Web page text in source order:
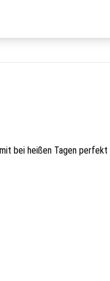
bei heißen Tagen